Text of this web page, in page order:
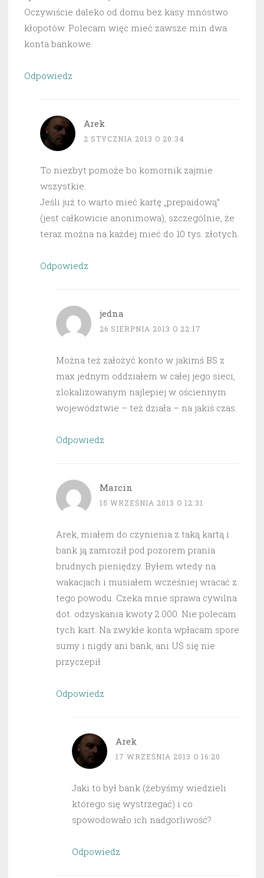
Oczywiście daleko od domu bez kasy mnóstwo
kłopotów. Polecam więc mieć zawsze min dwa
konta bankowe.
Odpowiedz
Arek
2 STYCZNIA 2013 O 20:34
To niezbyt pomoże bo komornik zajmie
wszystkie.
Jeśli już to warto mieć kartę „prepaidową”
(jest całkowicie anonimowa), szczególnie, że
teraz można na każdej mieć do 10 tys. złotych.
Odpowiedz
jedna
26 SIERPNIA 2013 O 22:17
Można też założyć konto w jakimś BS z
max jednym oddziałem w całej jego sieci,
zlokalizowanym najlepiej w ościennym
województwie – też działa – na jakiś czas.
Odpowiedz
Marcin
15 WRZEŚNIA 2013 O 12:31
Arek, miałem do czynienia z taką kartą i
bank ją zamroził pod pozorem prania
brudnych pieniędzy. Byłem wtedy na
wakacjach i musiałem wcześniej wracać z
tego powodu. Czeka mnie sprawa cywilna
dot. odzyskania kwoty 2.000. Nie polecam
tych kart. Na zwykłe konta wpłacam spore
sumy i nigdy ani bank, ani US się nie
przyczepił.
Odpowiedz
Arek
17 WRZEŚNIA 2013 O 16:20
Jaki to był bank (żebyśmy wiedzieli
którego się wystrzegać) i co
spowodowało ich nadgorliwość?
Odpowiedz